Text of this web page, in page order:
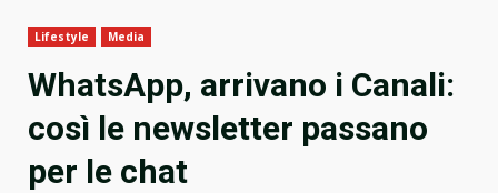
Lifestyle Media
WhatsApp, arrivano i Canali:
così le newsletter passano
per le chat